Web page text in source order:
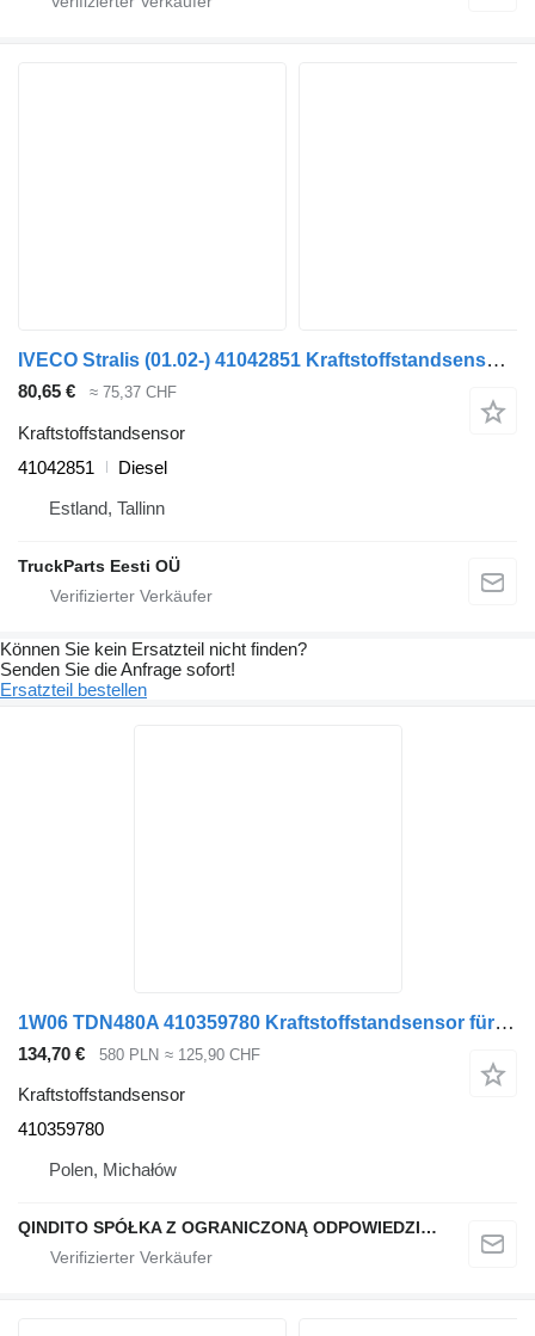
IVECO Stralis (01.02-) 41042851 Kraftstoffstandsensor für IVECO Stralis, Trakker (2002-) Sattelzugmaschine
80,65 € ≈ 75,37 CHF
Kraftstoffstandsensor
41042851
Diesel
Estland, Tallinn
TruckParts Eesti OÜ
Können Sie kein Ersatzteil nicht finden?
Senden Sie die Anfrage sofort!
Ersatzteil bestellen
1W06 TDN480A 410359780 Kraftstoffstandsensor für IVECO Sattelzugmaschine
134,70 € 580 PLN ≈ 125,90 CHF
Kraftstoffstandsensor
410359780
Polen, Michałów
QINDITO SPÓŁKA Z OGRANICZONĄ ODPOWIEDZIALNOŚCIĄ